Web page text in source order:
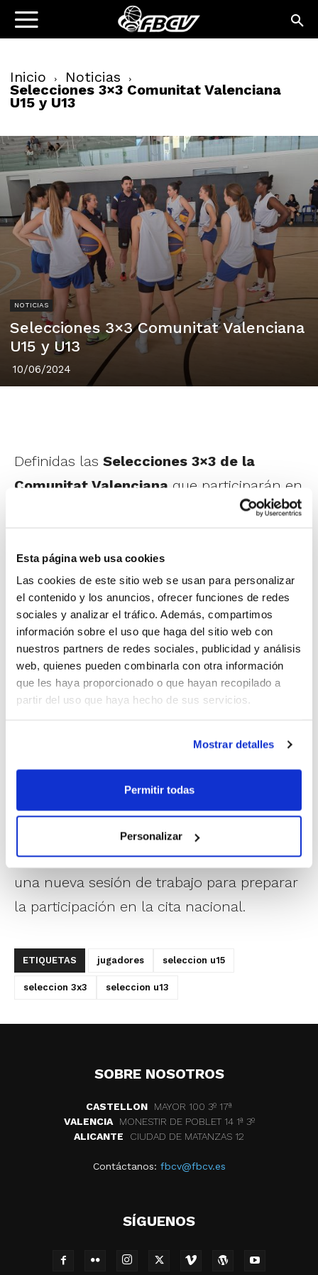
Esta página web usa cookies
Las cookies de este sitio web se usan para personalizar
el contenido y los anuncios, ofrecer funciones de redes
sociales y analizar el tráfico. Además, compartimos
información sobre el uso que haga del sitio web con
nuestros partners de redes sociales, publicidad y análisis
web, quienes pueden combinarla con otra información
que les haya proporcionado o que hayan recopilado a
partir del uso que haya hecho de sus servicios.
Mostrar detalles
Permitir todas
Personalizar
Inicio Noticias
Selecciones 3×3 Comunitat Valenciana
U15 y U13
NOTICIAS
Selecciones 3×3 Comunitat Valenciana
U15 y U13
10/06/2024
Definidas las Selecciones 3×3 de la
Comunitat Valenciana que participarán en
el próximo Campeonato de España de
1de 4
El evento tendrá lugar los días 22 y 23 de
junio en Cartagena (Murcia). Previamente,
el próximo fin de semana, se llevará a cabo
una nueva sesión de trabajo para preparar
la participación en la cita nacional.
ETIQUETAS jugadores seleccion u15
seleccion 3x3 seleccion u13
SOBRE NOSOTROS
CASTELLON
MAYOR 100 3º 17ª
VALENCIA
MONESTIR DE POBLET 14 1ª 3º
ALICANTE
CIUDAD DE MATANZAS 12
Contáctanos: fbcv@fbcv.es
SÍGUENOS